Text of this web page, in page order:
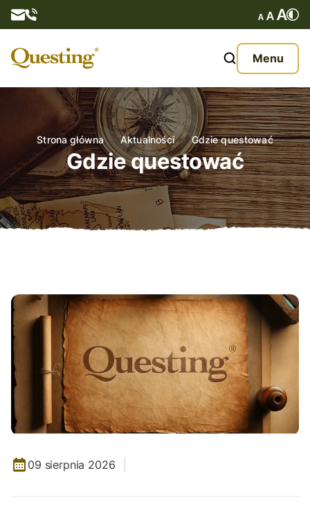
Menu
O nas
Oferta
Aktualności
Kontakt
Strona główna Aktualności Gdzie questować
Gdzie questować
09 sierpnia 2026